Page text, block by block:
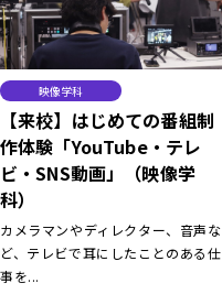
映像学科
【来校】はじめての番組制
作体験「YouTube・テレ
ビ・SNS動画」（映像学
科）
カメラマンやディレクター、音声な
ど、テレビで耳にしたことのある仕
事を...